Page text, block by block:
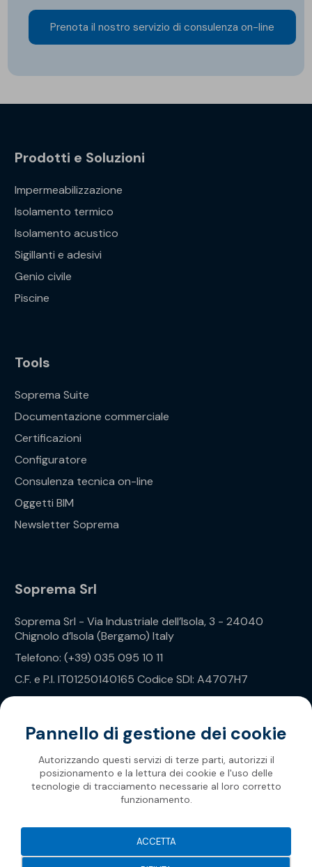
Prenota il nostro servizio di consulenza on-line
Prodotti e Soluzioni
Impermeabilizzazione
Isolamento termico
Isolamento acustico
Sigillanti e adesivi
Genio civile
Piscine
Tools
Soprema Suite
Documentazione commerciale
Certificazioni
Configuratore
Consulenza tecnica on-line
Oggetti BIM
Newsletter Soprema
Soprema Srl
Soprema Srl - Via Industriale dell’Isola, 3 - 24040
Chignolo d’Isola (Bergamo) Italy
Telefono: (+39) 035 095 10 11
C.F. e P.I. IT01250140165 Codice SDI: A4707H7
Privacy Policy
Soprema 2026
Pannello di gestione dei cookie
Autorizzando questi servizi di terze parti, autorizzi il
posizionamento e la lettura dei cookie e l'uso delle
tecnologie di tracciamento necessarie al loro corretto
funzionamento.
ACCETTA